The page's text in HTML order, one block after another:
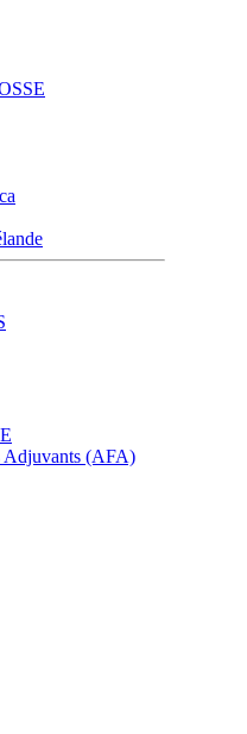
Adjuvants (AFA)